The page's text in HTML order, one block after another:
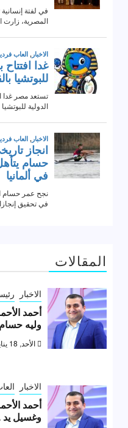
المقالات
الاخبار
أحمد
وليه
الأحد, 18 يناير 2026, 5:05 ص
الاخبار
أحمد
وغسيل يد